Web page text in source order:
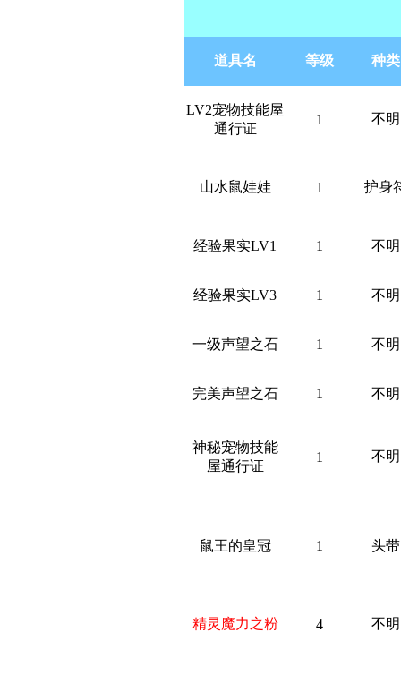
道具名 等级 种类
LV2宠物技能屋
通行证
1 不明
山水鼠娃娃 1 护身
经验果实LV1 1 不明
经验果实LV3 1 不明
一级声望之石 1 不明
完美声望之石 1 不明
神秘宠物技能
屋通行证
1 不明
鼠王的皇冠 1 头带
精灵魔力之粉 4 不明